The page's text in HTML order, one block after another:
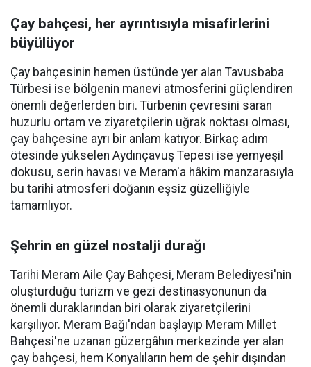
Çay bahçesi, her ayrıntısıyla misafirlerini
büyülüyor
Çay bahçesinin hemen üstünde yer alan Tavusbaba
Türbesi ise bölgenin manevi atmosferini güçlendiren
önemli değerlerden biri. Türbenin çevresini saran
huzurlu ortam ve ziyaretçilerin uğrak noktası olması,
çay bahçesine ayrı bir anlam katıyor. Birkaç adım
ötesinde yükselen Aydınçavuş Tepesi ise yemyeşil
dokusu, serin havası ve Meram'a hâkim manzarasıyla
bu tarihi atmosferi doğanın eşsiz güzelliğiyle
tamamlıyor.
Şehrin en güzel nostalji durağı
Tarihi Meram Aile Çay Bahçesi, Meram Belediyesi'nin
oluşturduğu turizm ve gezi destinasyonunun da
önemli duraklarından biri olarak ziyaretçilerini
karşılıyor. Meram Bağı'ndan başlayıp Meram Millet
Bahçesi'ne uzanan güzergâhın merkezinde yer alan
çay bahçesi, hem Konyalıların hem de şehir dışından